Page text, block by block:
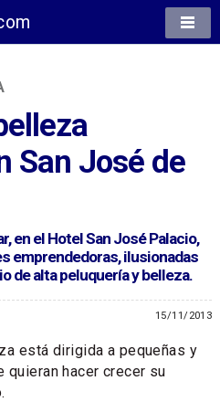
San José de
en el Hotel San José Palacio,
emprendedoras, ilusionadas
de alta peluquería y belleza.
15/11/2013
está dirigida a pequeñas y
quieran hacer crecer su